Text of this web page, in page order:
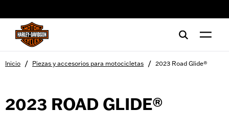
Inicio / Piezas y accesorios para motocicletas / 2023 Road Glide®
2023 ROAD GLIDE®